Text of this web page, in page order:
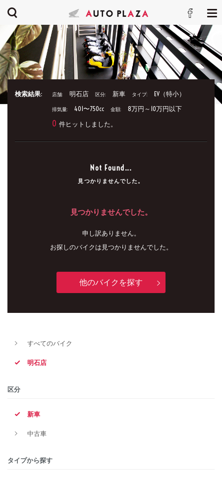
検索結果: 店舗: 明石店 区分: 新車 タイプ: EV（特小）
排気量: 401〜750cc 金額: 8万円～10万円以下
0 件ヒットしました。
Not Found...
見つかりませんでした。
見つかりませんでした。
申し訳ありません。
お探しのバイクは見つかりませんでした。
他のバイクを探す
すべてのバイク
明石店
区分
新車
中古車
タイプから探す
メーカー